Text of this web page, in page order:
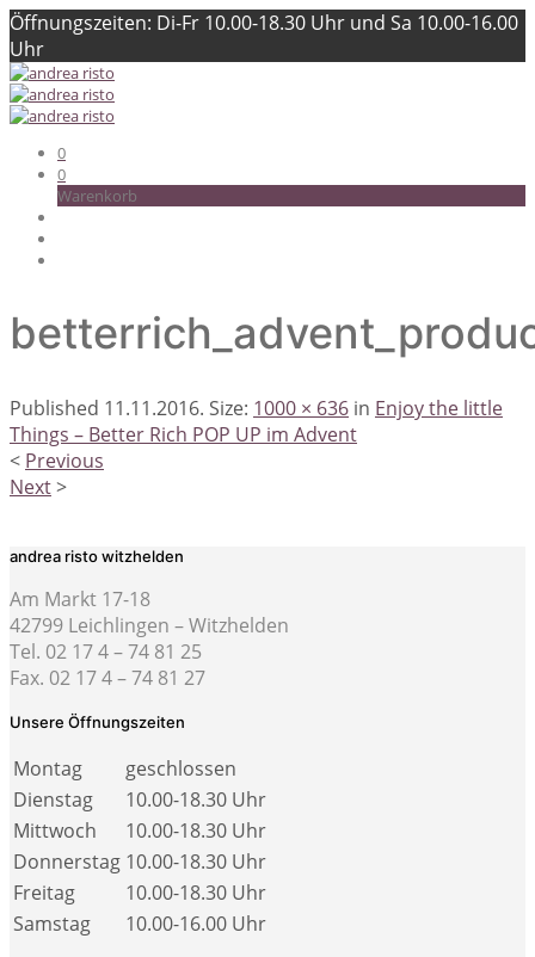
Öffnungszeiten: Di-Fr 10.00-18.30 Uhr und Sa 10.00-16.00
Uhr
0
0
Warenkorb
Published 11.11.2016. Size: 1000 × 636 in Enjoy the little
Things – Better Rich POP UP im Advent
< Previous
Next>
andrea risto witzhelden
Am Markt 17-18
42799 Leichlingen – Witzhelden
Tel. 02 17 4 – 74 81 25
Fax. 02 17 4 – 74 81 27
Unsere Öffnungszeiten
Montag
geschlossen
Dienstag
10.00-18.30 Uhr
Mittwoch
10.00-18.30 Uhr
Donnerstag 10.00-18.30 Uhr
Freitag
10.00-18.30 Uhr
Samstag
10.00-16.00 Uhr